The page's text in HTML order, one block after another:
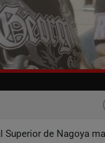
Superior de Nagoya